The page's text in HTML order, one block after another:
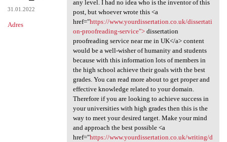
31.01.2022
Adres
any level. I had no idea who is the inventor of this
post, but whoever wrote this <a
href="https://www.yourdissertation.co.uk/dissertati
on-proofreading-service">dissertation
proofreading service near me in UK</a> content
would be a well-wisher of humanity and students
because with this information lots of members in
the high school achieve their goals with the best
grades. You can read more about to get proper and
effective knowledge related to your domain.
Therefore if you are looking to achieve success in
your universities with high grades then this is the
way to meet your desired target. Make your mind
and approach the best possible <a
href="https://www.yourdissertation.co.uk/writing/d